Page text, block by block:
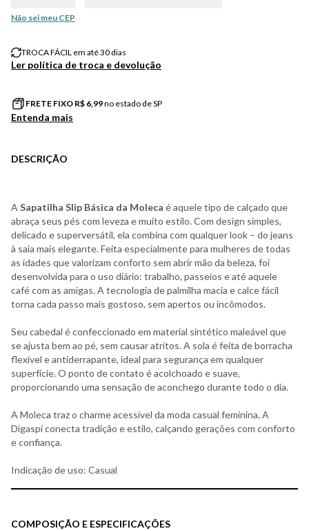
Não sei meu CEP
TROCA FÁCIL em até 30 dias
Ler política de troca e devolução
FRETE FIXO R$ 6,99no estado de SP
Entenda mais
DESCRIÇÃO
A Sapatilha Slip Básica da Moleca é aquele tipo de calçado que
abraça seus pés com leveza e muito estilo. Com design simples,
delicado e superversátil, ela combina com qualquer look – do jeans
à saia mais elegante. Feita especialmente para mulheres de todas
as idades que valorizam conforto sem abrir mão da beleza, foi
desenvolvida para o uso diário: trabalho, passeios e até aquele
café com as amigas. A tecnologia de palmilha macia e calce fácil
torna cada passo mais gostoso, sem apertos ou incômodos.
Seu cabedal é confeccionado em material sintético maleável que
se ajusta bem ao pé, sem causar atritos. A sola é feita de borracha
flexível e antiderrapante, ideal para segurança em qualquer
superfície. O ponto de contato é acolchoado e suave,
proporcionando uma sensação de aconchego durante todo o dia.
A Moleca traz o charme acessível da moda casual feminina. A
Digaspi conecta tradição e estilo, calçando gerações com conforto
e confiança.
Indicação de uso: Casual
COMPOSIÇÃO E ESPECIFICAÇÕES